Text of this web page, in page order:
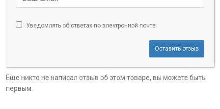
Уведомлять об ответах по электронной почте
Оставить отзыв
Еще никто не написал отзыв об этом товаре, вы можете быть
первым.